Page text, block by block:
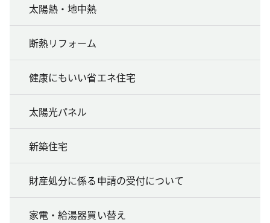
太陽熱・地中熱
断熱リフォーム
健康にもいい省エネ住宅
太陽光パネル
新築住宅
財産処分に係る申請の受付について
家電・給湯器買い替え